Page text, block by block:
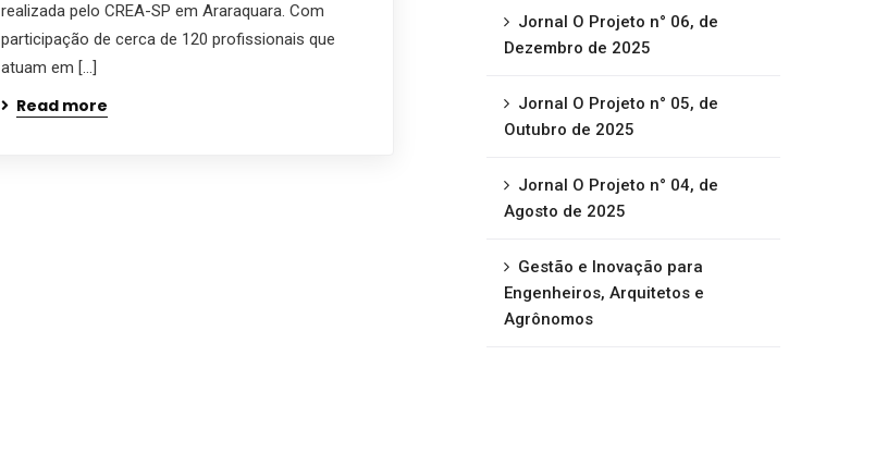
realizada pelo CREA-SP em Araraquara. Com
participação de cerca de 120 profissionais que
atuam em […]
Read more
Jornal O Projeto n° 06, de
Dezembro de 2025
Jornal O Projeto n° 05, de
Outubro de 2025
Jornal O Projeto n° 04, de
Agosto de 2025
Gestão e Inovação para
Engenheiros, Arquitetos e
Agrônomos